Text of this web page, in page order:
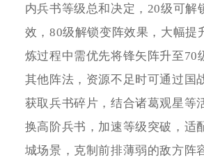
内兵书等级总和决定，20级可解
效，80级解锁变阵效果，大幅提
炼过程中需优先将锋矢阵升至70
其他阵法，资源不足时可通过国
获取兵书碎片，结合诸葛观星等
换高阶兵书，加速等级突破，适
城场景，克制前排薄弱的敌方阵